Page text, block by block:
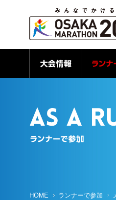
HOME ランナーで参加